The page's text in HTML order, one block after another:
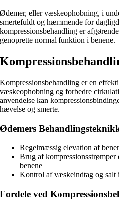
Ødemer, eller væskeophobning, i
smertefuldt og hæmmende for
kompressionsbehandling er
genoprette normal funktion i benene.
Kompressionsbehandling er en
væskeophobning og forbedre
anvendelse kan
hævelse og smerte.
Ødemers
Regelmæssig elevation af
Brug af kompressionsstrømper
benene
Kontrol af væskeindtag og salt
Fordele ved